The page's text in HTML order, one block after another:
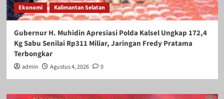
Ekonomi Kalimantan Selatan
Gubernur H. Muhidin Apresiasi Polda Kalsel Ungkap 172,4
Kg Sabu Senilai Rp311 Miliar, Jaringan Fredy Pratama
Terbongkar
admin Agustus 4, 2026 0